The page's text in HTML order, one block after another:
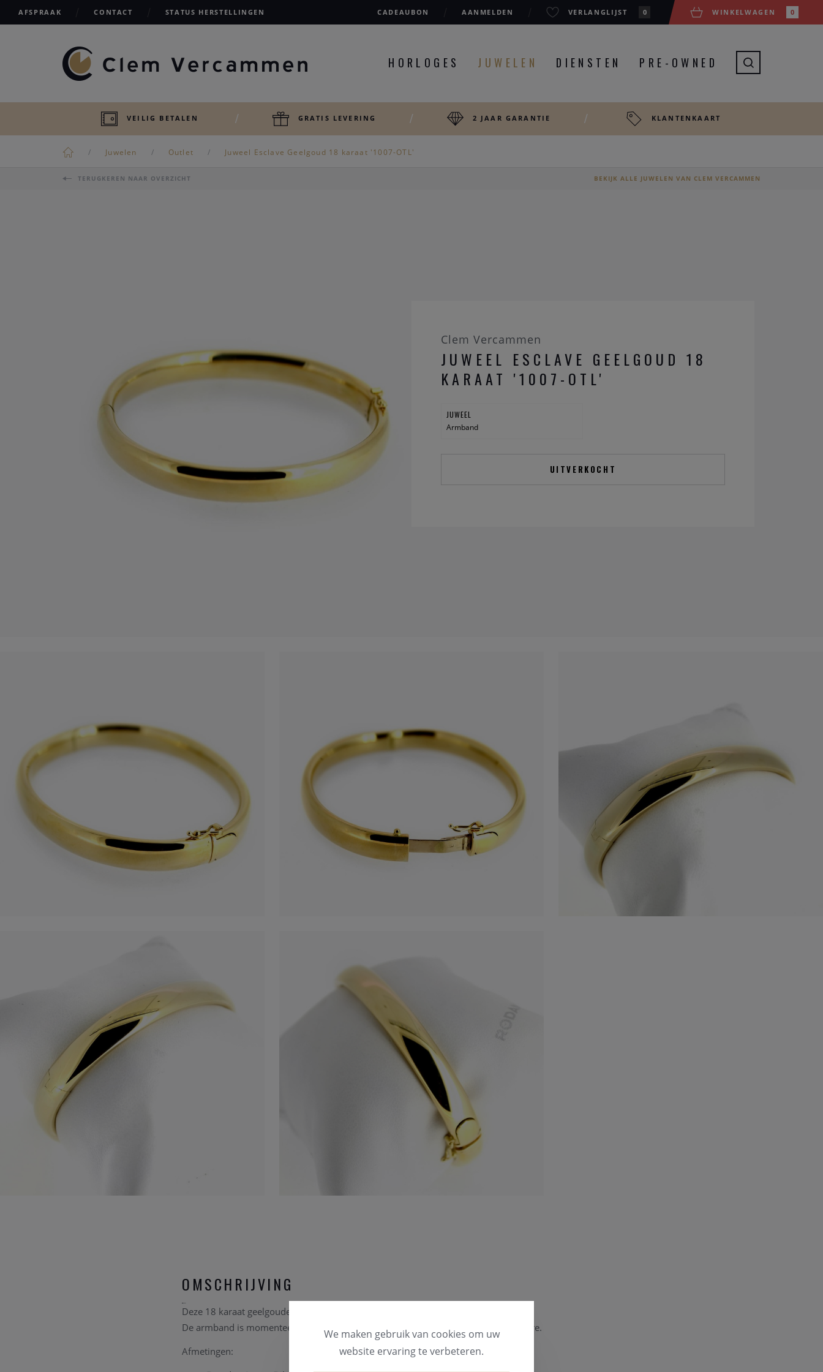
AFSPRAAK CONTACT STATUS HERSTELLINGEN CADEAUBON AANMELDEN VERLANGLIJST 0 WINKELWAGEN 0
HORLOGES JUWELEN DIENSTEN PRE-OWNED
VEILIG BETALEN GRATIS LEVERING 2 JAAR GARANTIE KLANTENKAART
Juwelen Outlet Juweel Esclave Geelgoud 18 karaat '1007-OTL'
TERUGKEREN NAAR OVERZICHT BEKIJK ALLE JUWELEN VAN CLEM VERCAMMEN
Clem Vercammen
JUWEEL ESCLAVE GEELGOUD 18
KARAAT '1007-OTL'
JUWEEL
Armband
UITVERKOCHT
OMSCHRIJVING
Deze 18 karaat geelgouden esclave is
De armband is momenteel te koop aan een promotie prijs in onze online outlet store.
Afmetingen:
We maken gebruik van cookies om uw
website ervaring te verbeteren.